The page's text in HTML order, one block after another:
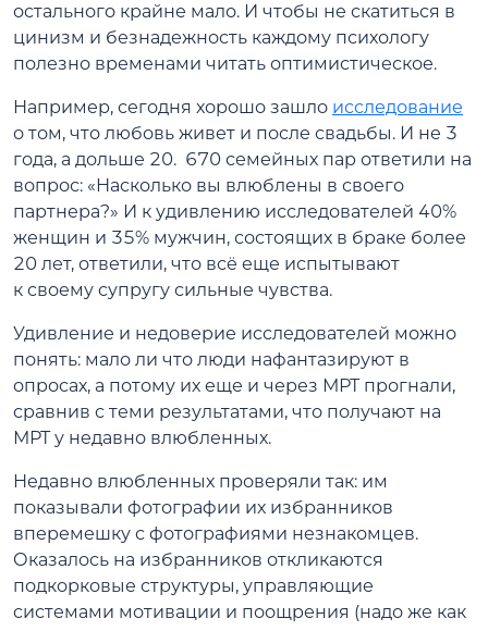
остального крайне мало. И чтобы не скатиться в
цинизм и безнадежность каждому психологу
полезно временами читать оптимистическое.
Например, сегодня хорошо зашло исследование
о том, что любовь живет и после свадьбы. И не 3
года, а дольше 20. 670 семейных пар ответили на
вопрос: «Насколько вы влюблены в своего
партнера?» И к удивлению исследователей 40%
женщин и 35% мужчин, состоящих в браке более
20 лет, ответили, что всё еще испытывают
к своему супругу сильные чувства.
Удивление и недоверие исследователей можно
понять: мало ли что люди нафантазируют в
опросах, а потому их еще и через МРТ прогнали,
сравнив с теми результатами, что получают на
МРТ у недавно влюбленных.
Недавно влюбленных проверяли так: им
показывали фотографии их избранников
вперемешку с фотографиями незнакомцев.
Оказалось на избранников откликаются
подкорковые структуры, управляющие
системами мотивации и поощрения (надо же как